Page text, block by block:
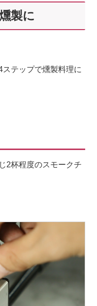
製に
テップで燻製料理に
2杯程度のスモークチ